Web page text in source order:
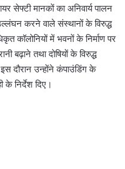
सेफ्टी मानकों का अनिवार्य पालन
करने वाले संस्थानों के विरुद्ध
कॉलोनियों में भवनों के निर्माण पर
बढ़ाने तथा दोषियों के विरुद्ध
दौरान उन्होंने कंपाउंडिंग के
के निर्देश दिए।